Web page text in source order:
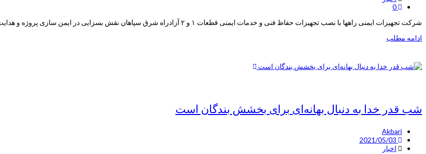
شرکت تجهیزات ایمنی راهها با نصب تجهیزات حفاظ فنی و خدمات ایمنی قطعات ۱ و ۲ آزادراه شرق سپاهان نقش بسزایی در ایمن سازی پروژه و هدایت ترافیک عبوری ایفا نمود.
ادامه مطلب
شب قدر خدا به دنبال بهانه‌ای برای بخشش بندگان است
Akbari
اخبار